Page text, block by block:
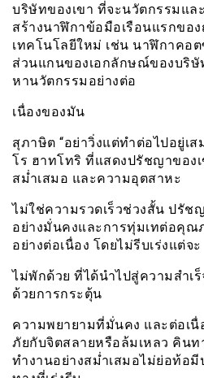
บริษัทของเขา ที่จะนวัตกรรมแล
สร้างนาฬิกาข้อมือเรือนแรกขอ
เทคโนโลยีใหม่ เช่น นาฬิกาคอ
ส่วนแกนของเอกลักษณ์ของบริษั
หานวัตกรรมอย่างต่อ
เนื่องของมัน
สุภาษิต “อย่าวิ่งแต่ทำต่อไปอยู่เ
โร ฮาทโทริ ที่แสดงปรัชญาของ
สม่ำเสมอ และความอุตสาหะ
ไม่ใช่ความรวดเร็วช่วงสั้น ปรัช
อย่างมั่นคงและการทุ่มเทต่อคุณ
อย่างต่อเนื่อง โดยไม่รีบเร่งแต่จะ
ไม่พักด้วย ที่ได้นำไปสู่ความสำเ
ด้วยการกระตุ้น
ความพยายามที่มั่นคง และต่อเนื่อ
ภัยกับจิตสลายหรือล้มเหลว คินท
ทำงานอย่างสม่ำเสมอไม่ย่อท้อ